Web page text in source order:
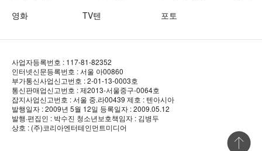
영화
TV텐 포토
사업자등록번호 : 117-81-82352
인터넷신문등록번호 : 서울 아00860
부가통신사업신고번호 : 2-01-13-0003호
통신판매업신고번호 : 제2013-서울중구-0064호
잡지사업신고번호 : 서울 중.라00439 제호 : 텐아시아
발행일자 : 2009년 5월 12일 등록일자 : 2009.05.12
발행·편집인 : 박수진 청소년보호책임자 : 김병두
상호 : (주)코리아엔터테인먼트미디어
상단 바로